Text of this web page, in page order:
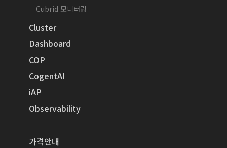
Cubrid 모니터링
Cluster
Dashboard
COP
CogentAI
iAP
Observability
가격안내